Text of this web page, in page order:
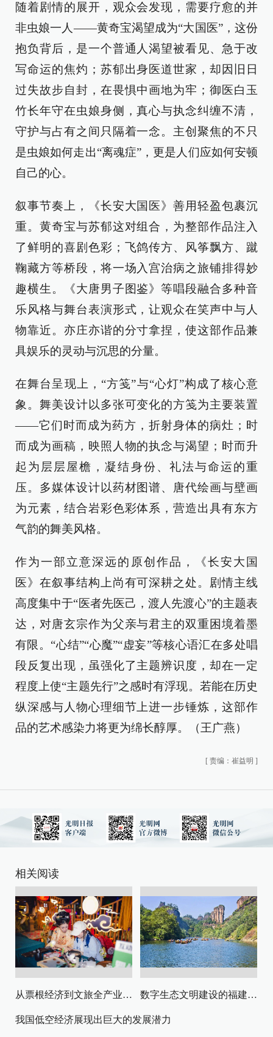
随着剧情的展开，观众会发现，需要疗愈的并
非虫娘一人——黄奇宝渴望成为“大国医”，这份
抱负背后，是一个普通人渴望被看见、急于改
写命运的焦灼；苏郁出身医道世家，却因旧日
过失故步自封，在畏惧中画地为牢；御医白玉
竹长年守在虫娘身侧，真心与执念纠缠不清，
守护与占有之间只隔着一念。主创聚焦的不只
是虫娘如何走出“离魂症”，更是人们应如何安顿
自己的心。
叙事节奏上，《长安大国医》善用轻盈包裹沉
重。黄奇宝与苏郁这对组合，为整部作品注入
了鲜明的喜剧色彩；飞鸽传方、风筝飘方、蹴
鞠藏方等桥段，将一场入宫治病之旅铺排得妙
趣横生。《大唐男子图鉴》等唱段融合多种音
乐风格与舞台表演形式，让观众在笑声中与人
物靠近。亦庄亦谐的分寸拿捏，使这部作品兼
具娱乐的灵动与沉思的分量。
在舞台呈现上，“方笺”与“心灯”构成了核心意
象。舞美设计以多张可变化的方笺为主要装置
——它们时而成为药方，折射身体的病灶；时
而成为画稿，映照人物的执念与渴望；时而升
起为层层屋檐，凝结身份、礼法与命运的重
压。多媒体设计以药材图谱、唐代绘画与壁画
为元素，结合岩彩色彩体系，营造出具有东方
气韵的舞美风格。
作为一部立意深远的原创作品，《长安大国
医》在叙事结构上尚有可深耕之处。剧情主线
高度集中于“医者先医己，渡人先渡心”的主题表
达，对唐玄宗作为父亲与君主的双重困境着墨
有限。“心结”“心魔”“虚妄”等核心语汇在多处唱
段反复出现，虽强化了主题辨识度，却在一定
程度上使“主题先行”之感时有浮现。若能在历史
纵深感与人物心理细节上进一步锤炼，这部作
品的艺术感染力将更为绵长醇厚。（王广燕）
[ 责编：崔益明 ]
相关阅读
从票根经济到文旅全产业链升级 数字生态文明建设的福建路径与启示
我国低空经济展现出巨大的发展潜力